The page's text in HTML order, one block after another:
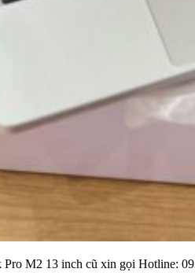
M2 13 inch cũ xin gọi Hotline: